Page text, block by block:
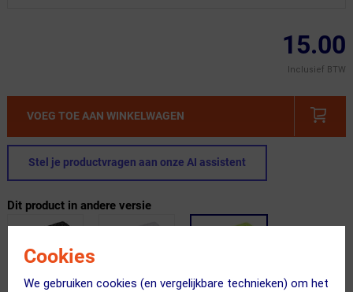
Cookies
We gebruiken cookies (en vergelijkbare technieken) om het
15.00
Inclusief BTW
VOEG TOE AAN WINKELWAGEN
Stel je productvragen aan onze AI assistent
Dit product in andere versie